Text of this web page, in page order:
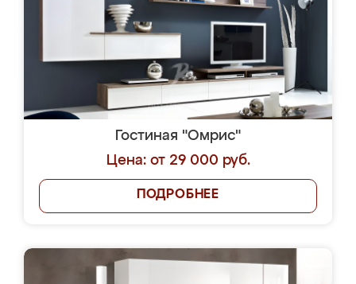
Гостиная "Омрис"
Цена: от 29 000 руб.
ПОДРОБНЕЕ